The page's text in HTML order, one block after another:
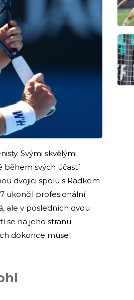
Svými skvělými
během svých účastí
dvojici spolu s Radkem
ukončil profesionální
ale v posledních dvou
se na jeho stranu
dokonce musel